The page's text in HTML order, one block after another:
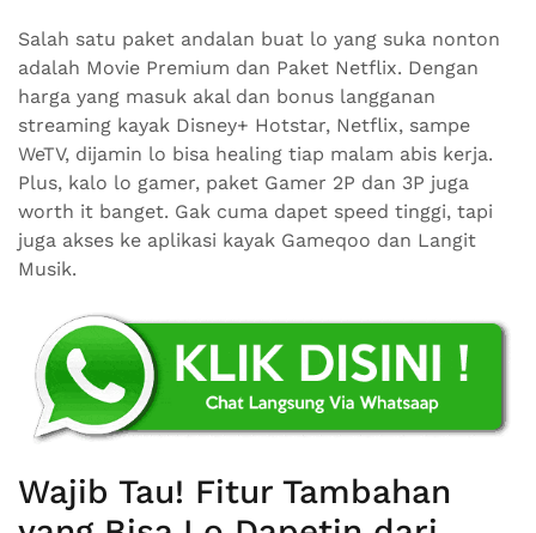
Salah satu paket andalan buat lo yang suka nonton
adalah Movie Premium dan Paket Netflix. Dengan
harga yang masuk akal dan bonus langganan
streaming kayak Disney+ Hotstar, Netflix, sampe
WeTV, dijamin lo bisa healing tiap malam abis kerja.
Plus, kalo lo gamer, paket Gamer 2P dan 3P juga
worth it banget. Gak cuma dapet speed tinggi, tapi
juga akses ke aplikasi kayak Gameqoo dan Langit
Musik.
Wajib Tau! Fitur Tambahan